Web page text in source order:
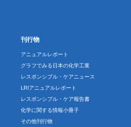
刊行物
アニュアルレポート
グラフでみる日本の化学工業
レスポンシブル・ケアニュース
LRIアニュアルレポート
レスポンシブル・ケア報告書
化学に関する情報小冊子
その他刊行物